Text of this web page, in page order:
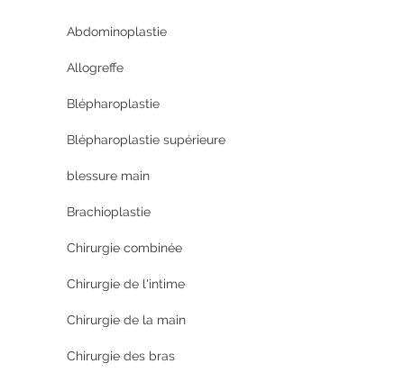
Abdominoplastie
Allogreffe
Blépharoplastie
Blépharoplastie supérieure
blessure main
Brachioplastie
Chirurgie combinée
Chirurgie de l'intime
Chirurgie de la main
Chirurgie des bras